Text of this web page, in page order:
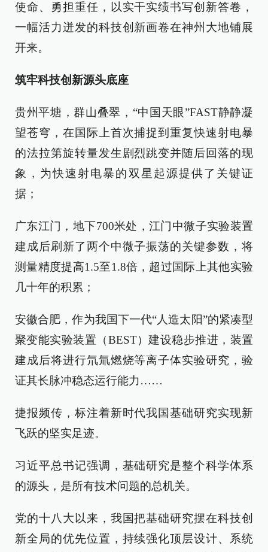
使命、勇担重任，以实干实绩书写创新答卷，
一幅活力迸发的科技创新画卷在神州大地铺展
开来。
筑牢科技创新源头底座
贵州平塘，群山叠翠，“中国天眼”FAST静静凝
望苍穹，在国际上首次捕捉到重复快速射电暴
的法拉第旋转量发生剧烈跳变并随后回落的现
象，为快速射电暴的双星起源提供了关键证
据；
广东江门，地下700米处，江门中微子实验装置
建成后刷新了两个中微子振荡的关键参数，将
测量精度提高1.5至1.8倍，超过国际上其他实验
几十年的积累；
安徽合肥，作为我国下一代“人造太阳”的紧凑型
聚变能实验装置（BEST）建设稳步推进，装置
建成后将进行氘氚燃烧等离子体实验研究，验
证其长脉冲稳态运行能力……
捷报频传，标注着新时代我国基础研究实现新
飞跃的坚实足迹。
习近平总书记强调，基础研究是整个科学体系
的源头，是所有技术问题的总机关。
党的十八大以来，我国把基础研究摆在科技创
新全局的优先位置，持续强化顶层设计、系统